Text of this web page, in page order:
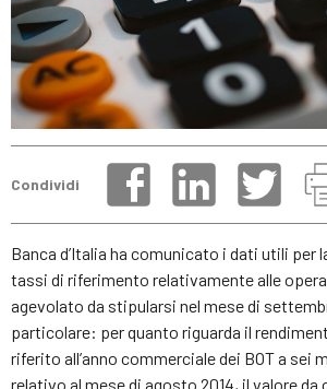
Condividi
Banca d’Italia ha comunicato i dati utili per
tassi di riferimento relativamente alle
agevolato da stipularsi nel mese di
particolare: per quanto riguarda il
riferito all’anno commerciale dei BOT a sei
relativo al mese di agosto 2014, il valore da